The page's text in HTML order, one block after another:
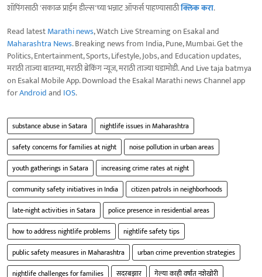
शॉपिंगसाठी 'सकाळ प्राईम डील्स'च्या भन्नाट ऑफर्स पाहण्यासाठीक्लिक करा.
Read latestMarathi news, Watch Live Streaming on Esakal and
Maharashtra News. Breaking news from India, Pune, Mumbai. Get the
Politics, Entertainment, Sports, Lifestyle, Jobs, and Education updates,
मराठी ताज्या बातम्या, मराठी ब्रेकिंग न्यूज, मराठी ताज्या घडामोडी. And Live taja batmya
on Esakal Mobile App. Download the Esakal Marathi news Channel app
forAndroidand IOS.
substance abuse in Satara
nightlife issues in Maharashtra
safety concerns for families at night
noise pollution in urban areas
youth gatherings in Satara
increasing crime rates at night
community safety initiatives in India
citizen patrols in neighborhoods
late-night activities in Satara
police presence in residential areas
how to address nightlife problems
nightlife safety tips
public safety measures in Maharashtra
urban crime prevention strategies
nightlife challenges for families
सदरबझार गेल्या काही वर्षांत नशेखोरी